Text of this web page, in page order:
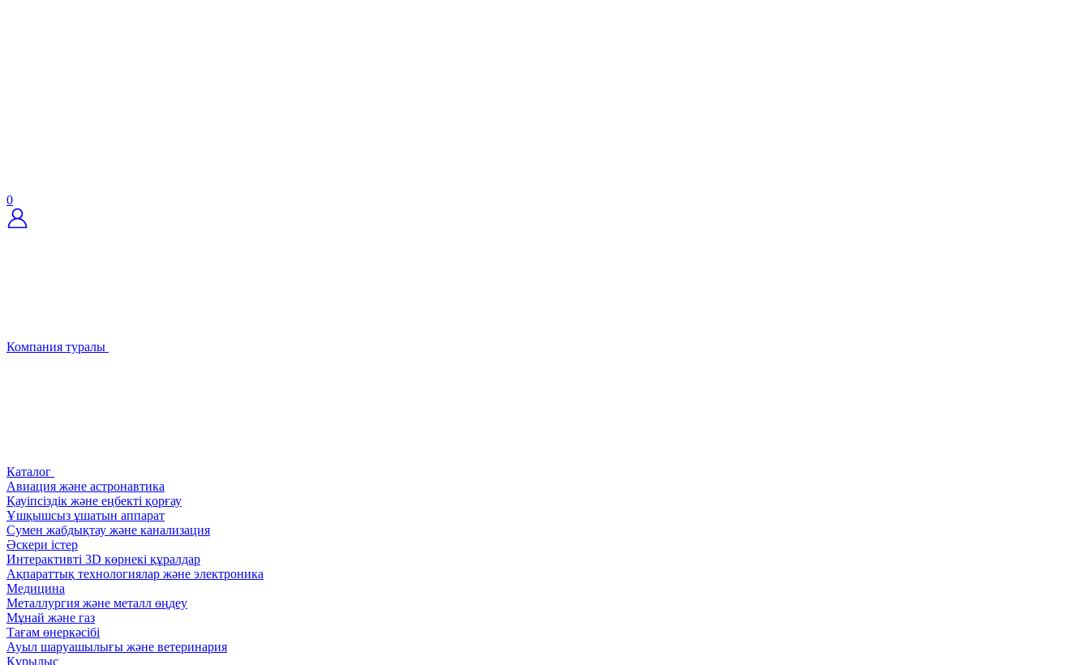
0
Компания туралы
Каталог
Авиация және астронавтика
Қауіпсіздік және еңбекті қорғау
Ұшқышсыз ұшатын аппарат
Сумен жабдықтау және канализация
Әскери істер
Интерактивті 3D көрнекі құралдар
Ақпараттық технологиялар және электроника
Медицина
Металлургия және металл өңдеу
Мұнай және газ
Тағам өнеркәсібі
Ауыл шаруашылығы және ветеринария
Құрылыс